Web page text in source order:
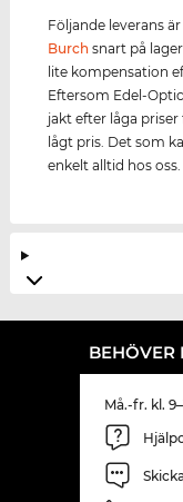
Följande leverans
Burch snart på
lite kompensation
Eftersom Edel-
jakt efter låga
lågt pris. Det som
enkelt alltid hos oss.
BEHÖVER
Må.-fr. kl.